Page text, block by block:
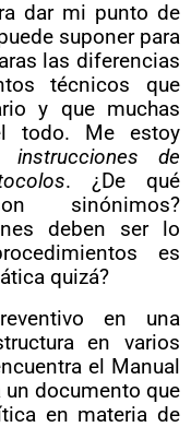
dar mi punto de
suponer para
las diferencias
técnicos que
y que muchas
todo. Me estoy
instrucciones de
. ¿De qué
sinónimos?
deben ser lo
es
quizá?
en una
en varios
el Manual
un documento que
en materia de